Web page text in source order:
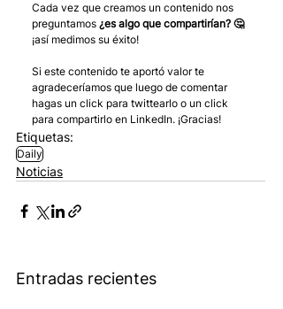
Cada vez que creamos un contenido nos
preguntamos ¿es algo que compartirían? 🤔
¡así medimos su éxito!
Si este contenido te aportó valor te
agradeceríamos que luego de comentar
hagas un click para twittearlo o un click
para compartirlo en LinkedIn. ¡Gracias!
Etiquetas:
Daily
Noticias
Entradas recientes